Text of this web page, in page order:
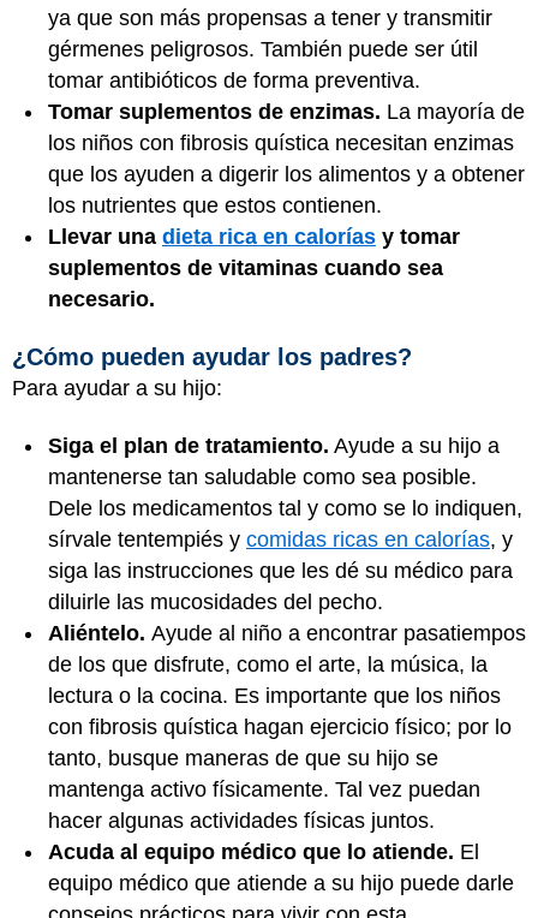
ya que son más propensas a tener y transmitir
gérmenes peligrosos. También puede ser útil
tomar antibióticos de forma preventiva.
Tomar suplementos de enzimas. La mayoría de
los niños con fibrosis quística necesitan enzimas
que los ayuden a digerir los alimentos y a obtener
los nutrientes que estos contienen.
Llevar una dieta rica en calorías y tomar
suplementos de vitaminas cuando sea
necesario.
¿Cómo pueden ayudar los padres?
Para ayudar a su hijo:
Siga el plan de tratamiento. Ayude a su hijo a
mantenerse tan saludable como sea posible.
Dele los medicamentos tal y como se lo indiquen,
sírvale tentempiés y comidas ricas en calorías, y
siga las instrucciones que les dé su médico para
diluirle las mucosidades del pecho.
Aliéntelo. Ayude al niño a encontrar pasatiempos
de los que disfrute, como el arte, la música, la
lectura o la cocina. Es importante que los niños
con fibrosis quística hagan ejercicio físico; por lo
tanto, busque maneras de que su hijo se
mantenga activo físicamente. Tal vez puedan
hacer algunas actividades físicas juntos.
Acuda al equipo médico que lo atiende. El
equipo médico que atiende a su hijo puede darle